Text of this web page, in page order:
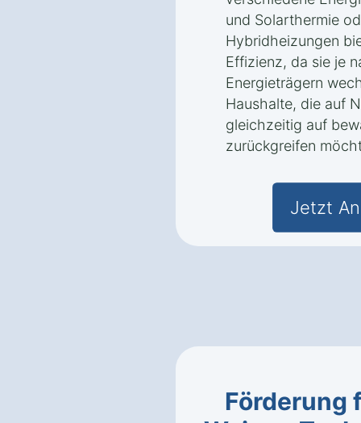
und Solarthermie
Hybridheizungen
Effizienz, da sie je
Energieträgern
Haushalte, die auf
gleichzeitig auf
zurückgreifen
Jetzt
Förderung